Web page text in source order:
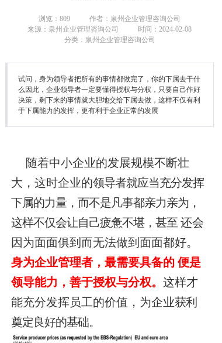
文化绩
浏览： 809
作者：泉州企业管理咨询公司
来源：泉州企业管理咨询公司
时间：2024-02-08
分类：泉州企业管理咨询公司
试问，身为领导者把所有的事情都做完了，你的下属去干什
么因此，企业领导者一定要懂得授权与分权，只要自己作好
决策，剩下来的事情就大胆地交给下属去做，这样不仅有利
于下属能力的发挥，更有利于企业正常的发展
随着中小企业的发展规模不断壮
大，这时企业的领导者就应当充分发挥
下属的力量，而不是凡事都亲力亲为，
这样不仅会让自己疲惫不堪，甚至 还会
因为面面俱到而无法做到面面都好。
身为企业管理者，最需要具备的便是
领导能力，善于授权与分权。这样才
能充分发挥员工的价值，为企业获利
奠定良好的基础。